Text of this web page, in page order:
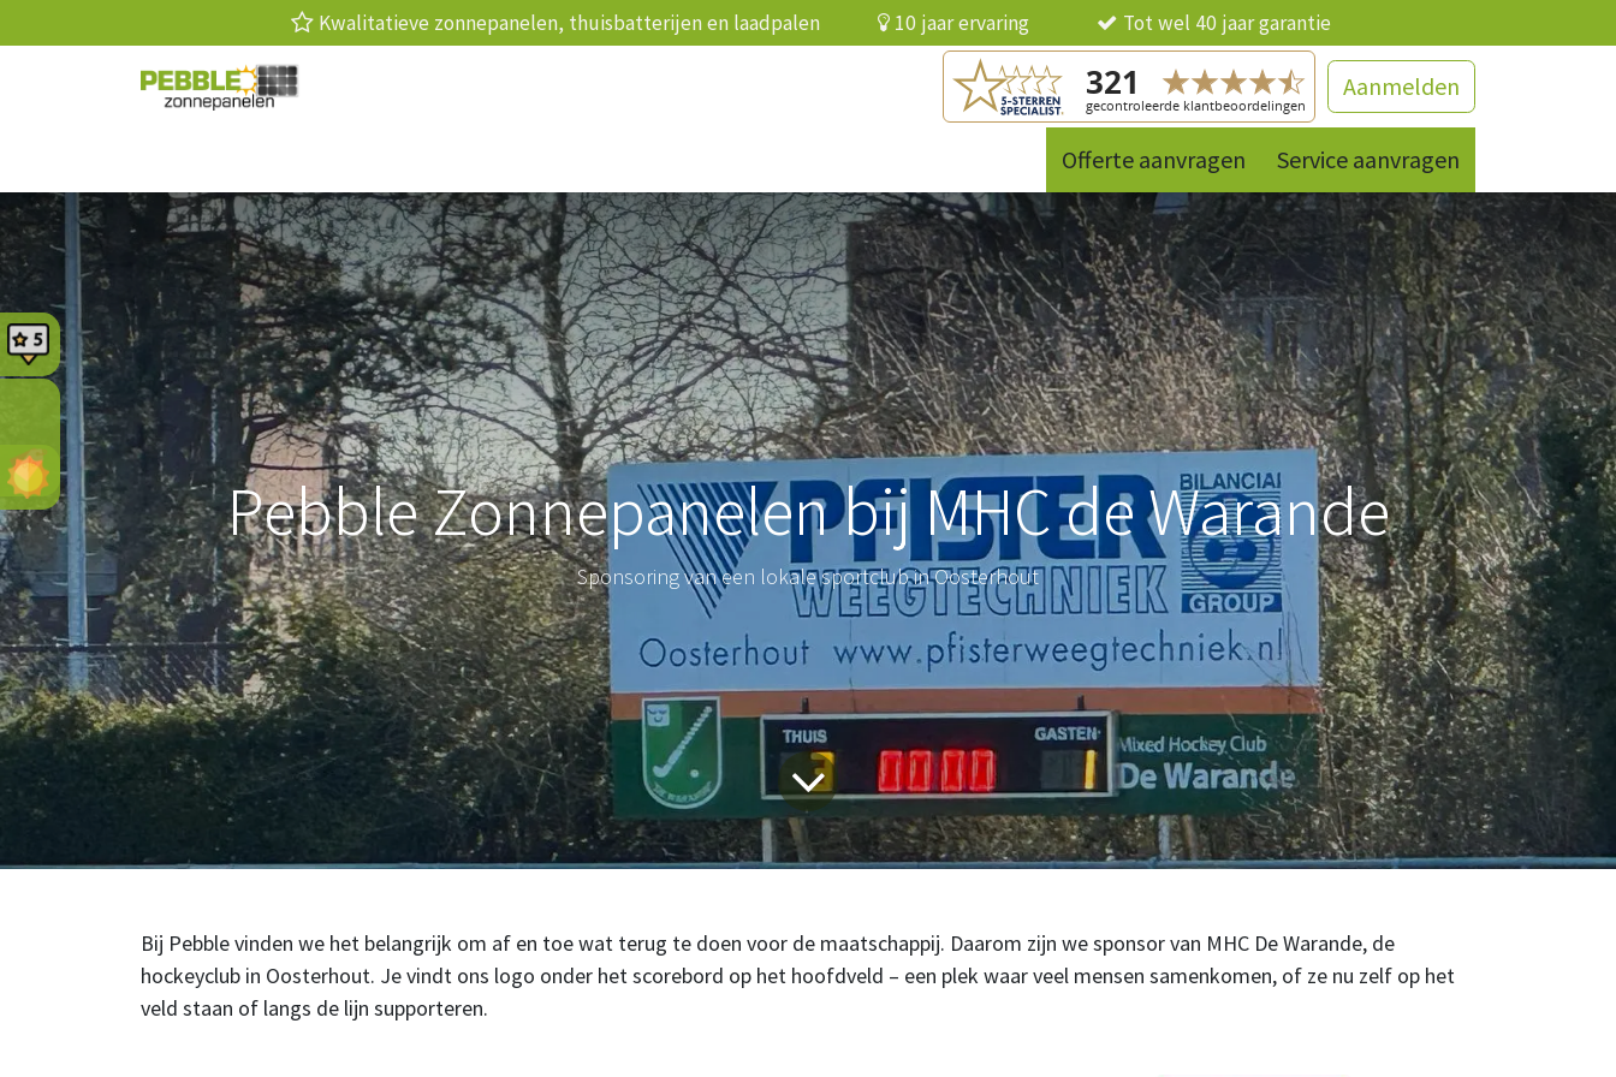
Kwalitatieve zonnepanelen, thuisbatterijen en laadpalen 10 jaar ervaring Tot wel 40 jaar garantie
Aanmelden
Contact References Producten
Offerte aanvragen Service aanvragen
Pebble Zonnepanelen bij MHC de Warande
Sponsoring van een lokale sportclub in Oosterhout
Bij Pebble vinden we het belangrijk om af en toe wat terug te doen voor de maatschappij. Daarom zijn we sponsor van MHC De Warande, de
hockeyclub in Oosterhout. Je vindt ons logo onder het scorebord op het hoofdveld – een plek waar veel mensen samenkomen, of ze nu zelf op het
veld staan of langs de lijn supporteren.